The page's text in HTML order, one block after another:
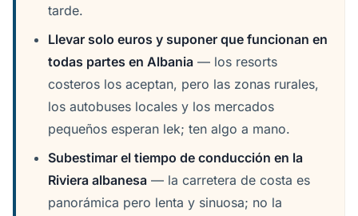
tarde.
Llevar solo euros y suponer que funcionan en
todas partes en Albania — los resorts
costeros los aceptan, pero las zonas rurales,
los autobuses locales y los mercados
pequeños esperan lek; ten algo a mano.
Subestimar el tiempo de conducción en la
Riviera albanesa — la carretera de costa es
panorámica pero lenta y sinuosa; no la